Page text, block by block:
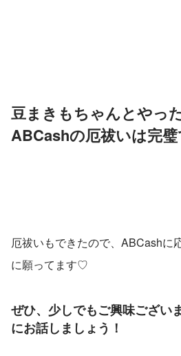
豆まきもちゃんとやっ
ABCashの厄祓いは完璧
厄祓いもできたので、ABCashに
に願ってます♡
ぜひ、少しでもご興味ござい
にお話しましょう！